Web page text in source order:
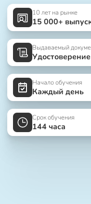
10 лет на рынке
15 000+
Выдаваемый
Удостоверение
Начало обучения
Каждый день
Срок обучения
144 часа